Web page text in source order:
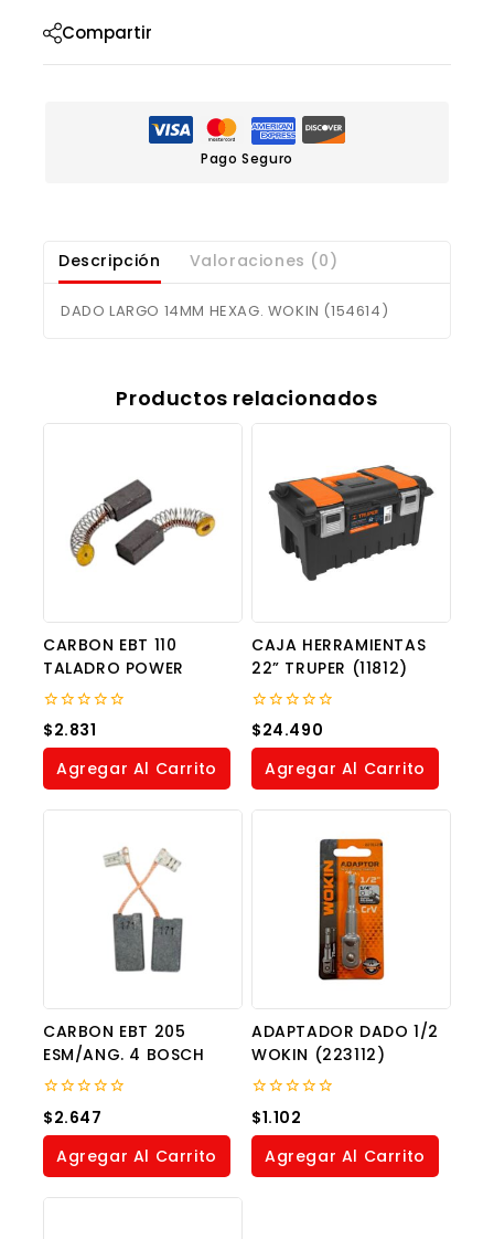
Compartir
Pago Seguro
Descripción Valoraciones (0)
DADO LARGO 14MM HEXAG. WOKIN (154614)
Productos relacionados
CARBON EBT 110
TALADRO POWER
0
out
of
$2.831
Agregar Al Carrito
CAJA HERRAMIENTAS
22” TRUPER (11812)
0
out
of
$24.490
Agregar Al Carrito
CARBON EBT 205
ESM/ANG. 4 BOSCH
0
out
of
$2.647
Agregar Al Carrito
ADAPTADOR DADO 1/2
WOKIN (223112)
0
out
of
$1.102
Agregar Al Carrito